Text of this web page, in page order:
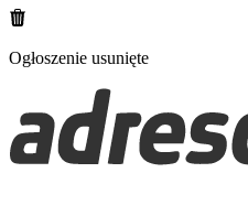
Ogłoszenie usunięte